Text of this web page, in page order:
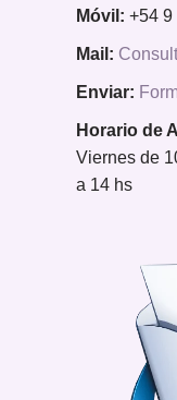
Móvil: +54 9
Mail:
Enviar:
Horario de
Viernes de
a 14 hs